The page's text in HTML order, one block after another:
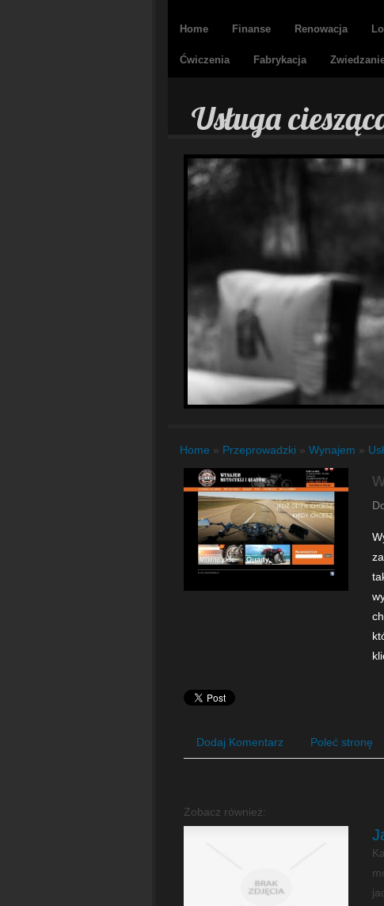
Home Finanse Renowacja
Ćwiczenia Fabrykacja
Usługa
Home » Przeprowadzki » Wynajem »
Dodaj Komentarz Poleć stronę
Zobacz również: